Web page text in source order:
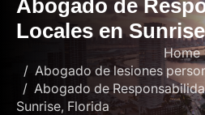
Abogado de Resp
Locales en Sunrise
Home
Abogado de lesiones
Abogado de
Sunrise, Florida